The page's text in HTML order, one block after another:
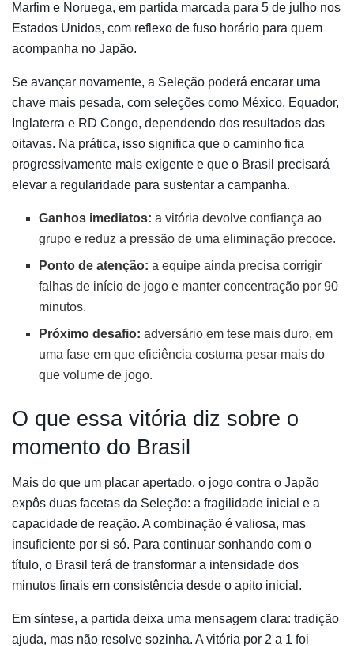
Marfim e Noruega, em partida marcada para 5 de julho nos
Estados Unidos, com reflexo de fuso horário para quem
acompanha no Japão.
Se avançar novamente, a Seleção poderá encarar uma
chave mais pesada, com seleções como México, Equador,
Inglaterra e RD Congo, dependendo dos resultados das
oitavas. Na prática, isso significa que o caminho fica
progressivamente mais exigente e que o Brasil precisará
elevar a regularidade para sustentar a campanha.
Ganhos imediatos: a vitória devolve confiança ao
grupo e reduz a pressão de uma eliminação precoce.
Ponto de atenção: a equipe ainda precisa corrigir
falhas de início de jogo e manter concentração por 90
minutos.
Próximo desafio: adversário em tese mais duro, em
uma fase em que eficiência costuma pesar mais do
que volume de jogo.
O que essa vitória diz sobre o
momento do Brasil
Mais do que um placar apertado, o jogo contra o Japão
expôs duas facetas da Seleção: a fragilidade inicial e a
capacidade de reação. A combinação é valiosa, mas
insuficiente por si só. Para continuar sonhando com o
título, o Brasil terá de transformar a intensidade dos
minutos finais em consistência desde o apito inicial.
Em síntese, a partida deixa uma mensagem clara: tradição
ajuda, mas não resolve sozinha. A vitória por 2 a 1 foi